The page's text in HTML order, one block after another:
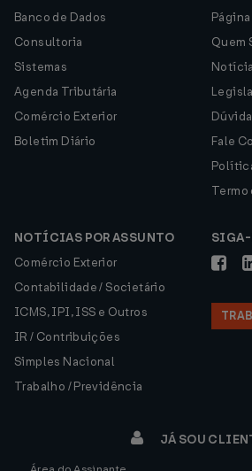
Banco de Dados
Consultoria
Sistemas
Agenda Tributária
Comércio Exterior
Boletim Diário
Quem
Fale
Termo
NOTÍCIAS POR ASSUNTO
Comércio Exterior
Contabilidade / Societário
ICMS, IPI, ISS e Outros
IR / Contribuições
Simples Nacional
Trabalho / Previdência
SIGA-
JÁ SOU